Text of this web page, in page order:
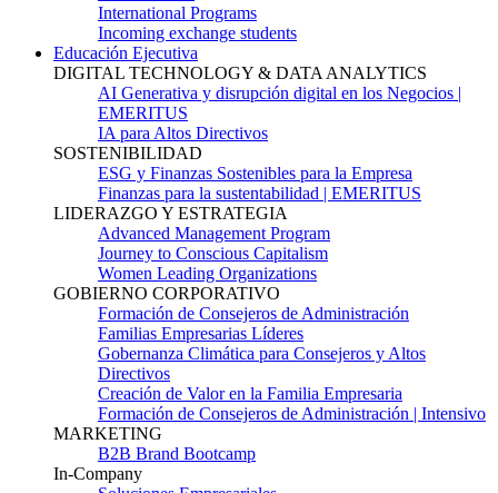
International Programs
Incoming exchange students
Educación Ejecutiva
DIGITAL TECHNOLOGY & DATA ANALYTICS
AI Generativa y disrupción digital en los Negocios |
EMERITUS
IA para Altos Directivos
SOSTENIBILIDAD
ESG y Finanzas Sostenibles para la Empresa
Finanzas para la sustentabilidad | EMERITUS
LIDERAZGO Y ESTRATEGIA
Advanced Management Program
Journey to Conscious Capitalism
Women Leading Organizations
GOBIERNO CORPORATIVO
Formación de Consejeros de Administración
Familias Empresarias Líderes
Gobernanza Climática para Consejeros y Altos
Directivos
Creación de Valor en la Familia Empresaria
Formación de Consejeros de Administración | Intensivo
MARKETING
B2B Brand Bootcamp
In-Company